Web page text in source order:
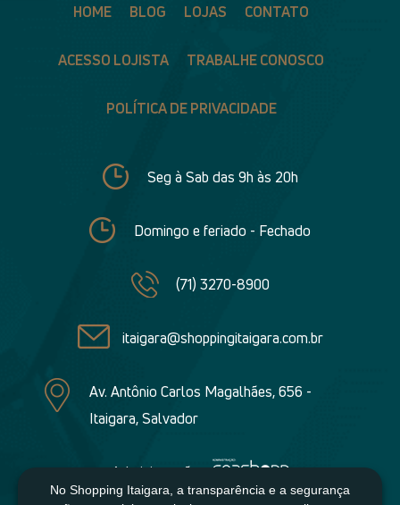
HOME BLOG LOJAS CONTATO
ACESSO LOJISTA TRABALHE CONOSCO
POLÍTICA DE PRIVACIDADE
Seg à Sab das 9h às 20h
Domingo e feriado - Fechado
(71) 3270-8900
itaigara@shoppingitaigara.com.br
Av. Antônio Carlos Magalhães, 656 -
Itaigara, Salvador
Administração:
No Shopping Itaigara, a transparência e a segurança